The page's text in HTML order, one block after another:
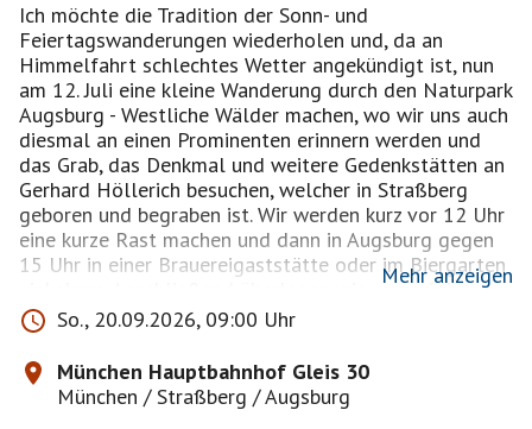
Ich möchte die Tradition der Sonn- und
Feiertagswanderungen wiederholen und, da an
Himmelfahrt schlechtes Wetter angekündigt ist, nun
am 12. Juli eine kleine Wanderung durch den Naturpark
Augsburg - Westliche Wälder machen, wo wir uns auch
diesmal an einen Prominenten erinnern werden und
das Grab, das Denkmal und weitere Gedenkstätten an
Gerhard Höllerich besuchen, welcher in Straßberg
geboren und begraben ist. Wir werden kurz vor 12 Uhr
eine kurze Rast machen und dann in Augsburg gegen
15 Uhr in einer Brauereigaststätte oder im Biergarten
einkehren. Anschließend überlegen wir, was wir in
Augsburg noch ansehen möchten und wann wir
zurückfahren. #eventliebe
Bei schlechtem Wetter können wir auch auf
demokratischem Wege umdisponieren und erst einmal
in Augsburg das Bertolt-Brecht-Haus und/oder die
Mehr anzeigen
So., 20.09.2026, 09:00 Uhr
München Hauptbahnhof Gleis 30
München / Straßberg / Augsburg